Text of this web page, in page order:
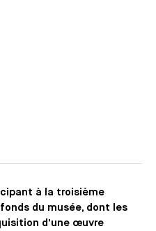
à la troisième
du musée, dont les
d’une œuvre